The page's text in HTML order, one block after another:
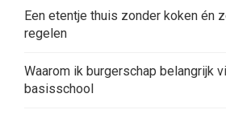
Een etentje thuis zonder koken én
regelen
Waarom ik burgerschap belangrijk
basisschool